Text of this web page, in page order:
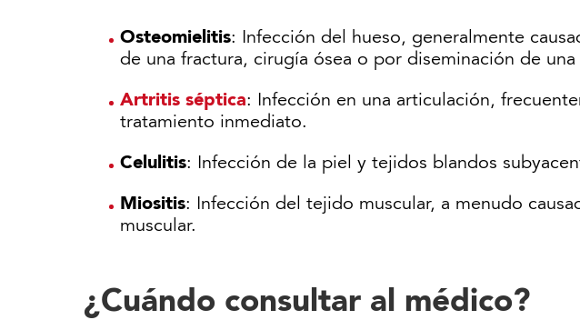
Osteomielitis: Infección del hueso, generalmente
de una fractura, cirugía ósea o por diseminación de
Artritis séptica: Infección en una articulación,
tratamiento inmediato.
Celulitis: Infección de la piel y tejidos blandos
Miositis: Infección del tejido muscular, a menudo
muscular.
¿Cuándo consultar al médico?